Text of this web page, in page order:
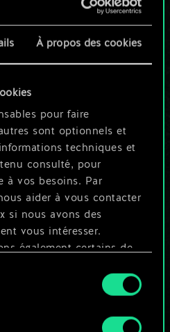
À propos des cookies
pour faire
sont optionnels et
techniques et
consulté, pour
à vos besoins. Par
aider à vous contacter
si nous avons des
vous intéresser.
également certains de
ne seront appliqués
jeu de
peut être
plus !
et créer un guide
OU
de la communauté